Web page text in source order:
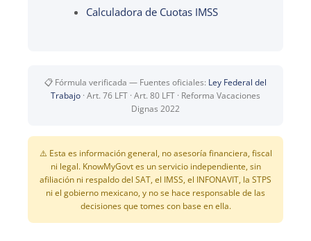
Calculadora de Cuotas IMSS
📋 Fórmula verificada — Fuentes oficiales: Ley Federal del
Trabajo · Art. 76 LFT · Art. 80 LFT · Reforma Vacaciones
Dignas 2022
⚠️ Esta es información general, no asesoría financiera, fiscal
ni legal. KnowMyGovt es un servicio independiente, sin
afiliación ni respaldo del SAT, el IMSS, el INFONAVIT, la STPS
ni el gobierno mexicano, y no se hace responsable de las
decisiones que tomes con base en ella.